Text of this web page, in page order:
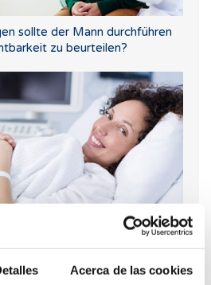
Acerca de las cookies
sollte der Mann durchführen
zu beurteilen?